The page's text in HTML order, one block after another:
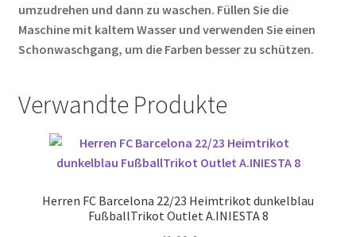
umzudrehen und dann zu waschen. Füllen Sie die
Maschine mit kaltem Wasser und verwenden Sie einen
Schonwaschgang, um die Farben besser zu schützen.
Verwandte Produkte
Herren FC Barcelona 22/23 Heimtrikot dunkelblau
FußballTrikot Outlet A.INIESTA 8